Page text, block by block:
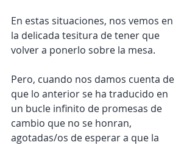
En estas situaciones, nos vemos en
la delicada tesitura de tener que
volver a ponerlo sobre la mesa.
Pero, cuando nos damos cuenta de
que lo anterior se ha traducido en
un bucle infinito de promesas de
cambio que no se honran,
agotadas/os de esperar a que la